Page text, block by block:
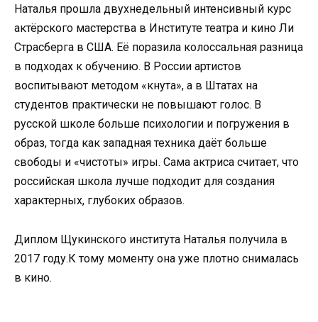
Наталья прошла двухнедельный интенсивный курс
актёрского мастерства в Институте театра и кино Ли
Страсберга в США. Её поразила колоссальная разница
в подходах к обучению. В России артистов
воспитывают методом «кнута», а в Штатах на
студентов практически не повышают голос. В
русской школе больше психологии и погружения в
образ, тогда как западная техника даёт больше
свободы и «чистоты» игры. Сама актриса считает, что
российская школа лучше подходит для создания
характерных, глубоких образов.
Диплом Щукинского института Наталья получила в
2017 году.К тому моменту она уже плотно снималась
в кино.